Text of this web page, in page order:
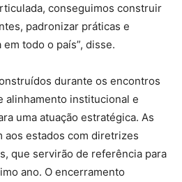
conseguimos construir
padronizar práticas e
todo o país”, disse.
durante os encontros
alinhamento institucional e
uma atuação estratégica. As
aos estados com diretrizes
que servirão de referência para
ano. O encerramento